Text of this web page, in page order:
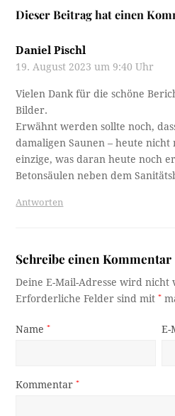
Dieser Beitrag hat einen
Daniel Pischl
19. August 2023 um 9:40 Uhr
Vielen Dank für die schöne
Bilder.
Erwähnt werden sollte noch,
damaligen Saunen – heute
einzige, was daran heute noch
Betonsäulen neben dem
Antworten
Schreibe einen Kommentar
Deine E-Mail-Adresse wird nicht
Erforderliche Felder sind mit*
Name* E-
Kommentar*